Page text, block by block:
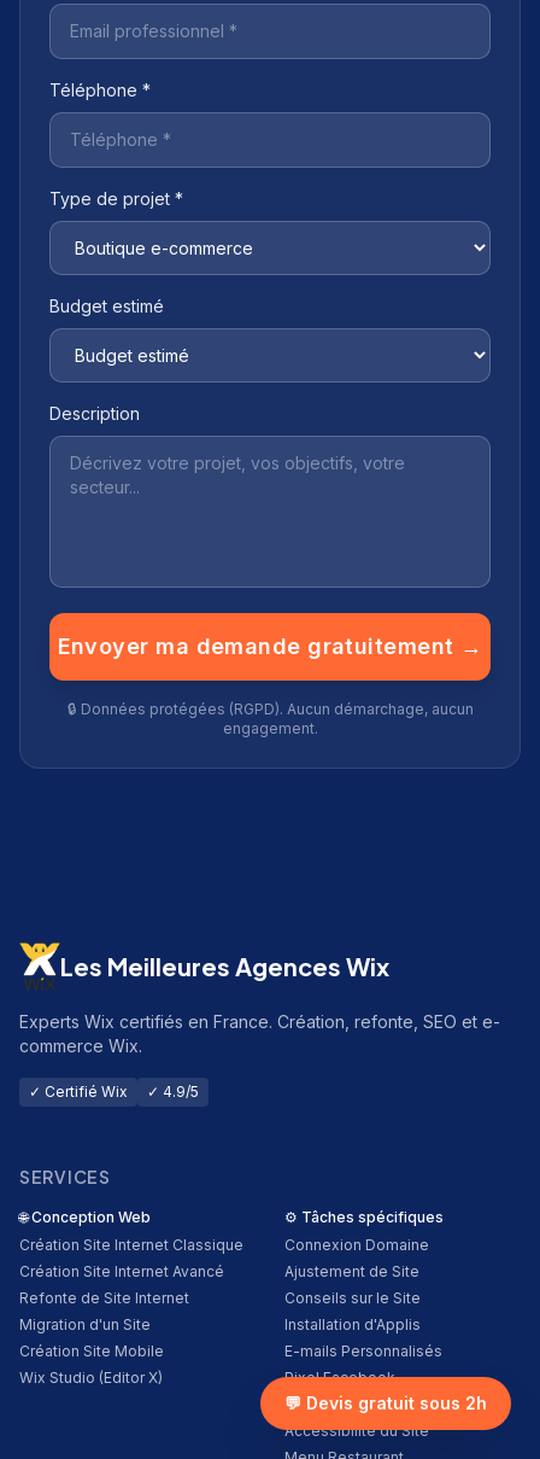
Téléphone *
Type de projet *
Budget estimé
Description
Envoyer ma demande gratuitement →
🔒 Données protégées (RGPD). Aucun démarchage, aucun
engagement.
Les Meilleures Agences Wix
Experts Wix certifiés en France. Création, refonte, SEO et e-
commerce Wix.
✓ Certifié Wix ✓ 4.9/5
SERVICES
🌐 Conception Web
Création Site Internet Classique
Création Site Internet Avancé
Refonte de Site Internet
Migration d'un Site
Création Site Mobile
Wix Studio (Editor X)
⚙️ Tâches spécifiques
Connexion Domaine
Ajustement de Site
Conseils sur le Site
Installation d'Applis
E-mails Personnalisés
Pixel Facebook
Google Analytics
Accessibilité du Site
💬 Devis gratuit sous 2h